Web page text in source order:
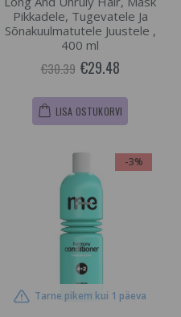
Pikkadele, Tugevatele Ja
Sõnakuulmatutele Juustele ,
400 ml
€30.39 €29.48
LISA OSTUKORVI
-3%
Tarne pikem kui 1 päeva